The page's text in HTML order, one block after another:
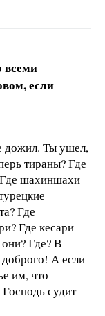
всеми
если
дожил. Ты ушел,
тираны? Где
Где шахиншахи
Где
Где кесари
Где? В
доброго! А если
им, что
судит